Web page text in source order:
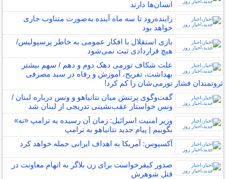
انسان‌ها دارند
زاینده‌رود تا سه ماه آینده به‌صورت متناوب جاری
خواهد بود
بازی استقلال با افکار عمومی به خاطر پرسپولیس/
هیچ قراردادی ثبت نمی‌شود
علت شکاف تورمی دهک دوم و دهم / سهم بیشتر
بهداشت، تفریح، آموزش و رفاه در سبد مصرفی
ثروتمندان فشار تورمی‌شان را کم کرد!
گفت‌وگوی پرتنش میان نتانیاهو و ونس درباره لبنان /
ونس خواستار عقب‌نشینی تدریجی از لبنان شد
وزیر امنیت اسرائیل: زمان آن رسیده به ترامپ «نه»
بگوییم | پیام جدید نتانیاهو به ترامپ
آکسیوس: آمریکا به اهداف ایرانی حمله خواهد کرد
صدور کیفرخواست برای زن بلاگر به اتهام معاونت در
قتل شوهرش